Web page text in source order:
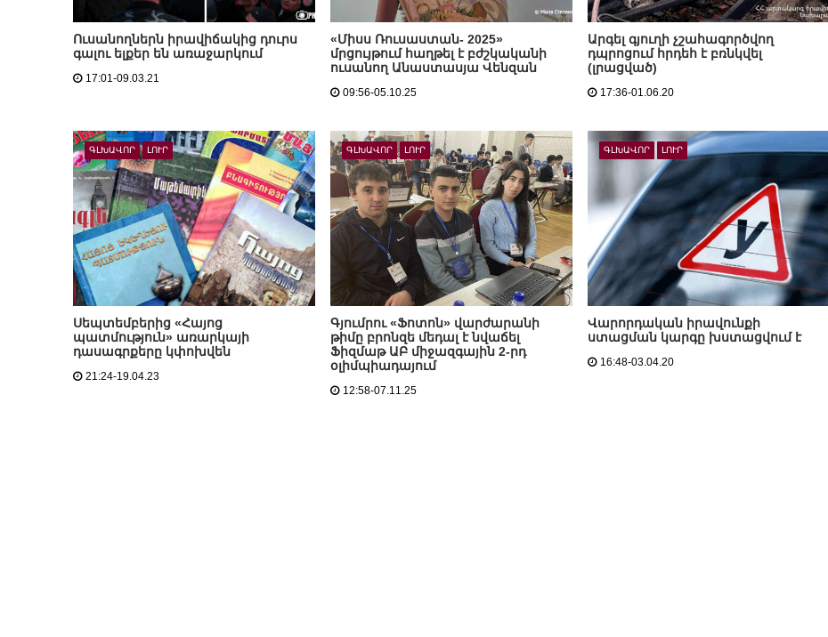
Ուսանողներն իրավիճակից դուրս
գալու ելքեր են առաջարկում
17:01-09.03.21
«Միսս Ռուսաստան- 2025»
մրցույթում հաղթել է բժշկականի
ուսանող Անաստասյա Վենզան
09:56-05.10.25
Արգել գյուղի չշահագործվող
դպրոցում հրդեհ է բռնկվել
(լրացված)
17:36-01.06.20
ԳԼԽԱՎՈՐ ԼՈՒՐ
Սեպտեմբերից «Հայոց
պատմություն» առարկայի
դասագրքերը կփոխվեն
21:24-19.04.23
ԳԼԽԱՎՈՐ ԼՈՒՐ
Գյումրու «Ֆոտոն» վարժարանի
թիմը բրոնզե մեդալ է նվաճել
Ֆիզմաթ ԱԲ միջազգային 2-րդ
օլիմպիադայում
12:58-07.11.25
ԳԼԽԱՎՈՐ ԼՈՒՐ
Վարորդական իրավունքի
ստացման կարգը խստացվում է
16:48-03.04.20